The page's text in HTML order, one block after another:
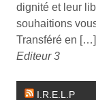
dignité et leur
souhaitions
Transféré en […]
Editeur 3
I.R.E.L.P